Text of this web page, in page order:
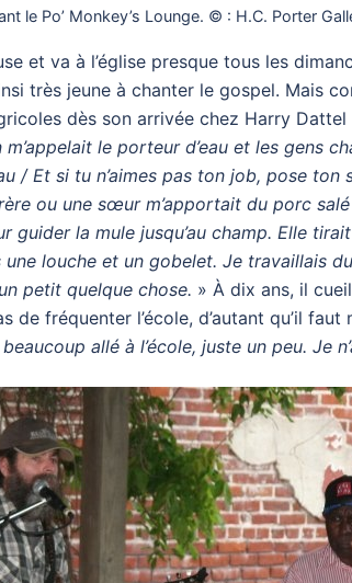
le Po’ Monkey’s Lounge. © : H.C. Porter
et va à l’église presque tous les
très jeune à chanter le gospel. Mais
dès son arrivée chez Harry Dattel
le porteur d’eau et les gens
/ Et si tu n’aimes pas ton job, pose ton
ou une sœur m’apportait du porc
guider la mule jusqu’au champ. Elle
une louche et un gobelet. Je travaillais
petit quelque chose. » À dix ans, il
de fréquenter l’école, d’autant qu’il
allé à l’école, juste un peu. Je